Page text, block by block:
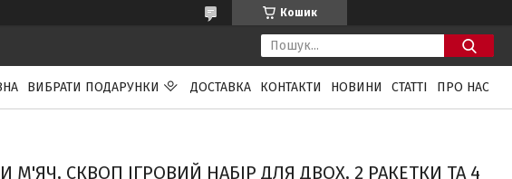
Кошик
ВИБРАТИ ПОДАРУНКИ ДОСТАВКА КОНТАКТИ НОВИНИ СТАТТІ ПРО НАС
М'ЯЧ, СКВОП ІГРОВИЙ НАБІР ДЛЯ ДВОХ, 2 РАКЕТКИ ТА 4